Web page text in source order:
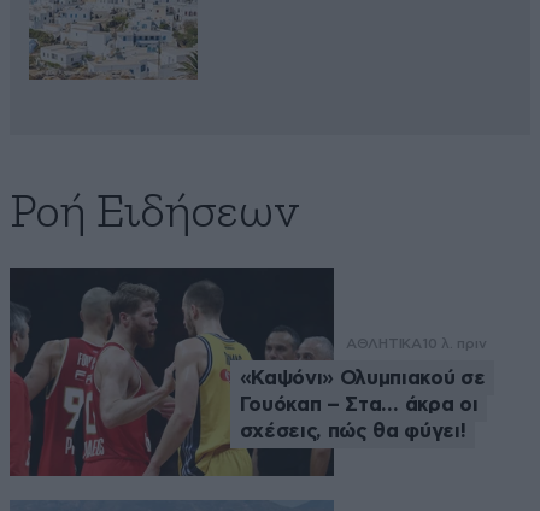
Ροή Ειδήσεων
ΑΘΛΗΤΙΚΑ 10 λ. πριν
«Καψόνι» Ολυμπιακού σε
Γουόκαπ – Στα… άκρα οι
σχέσεις, πώς θα φύγει!